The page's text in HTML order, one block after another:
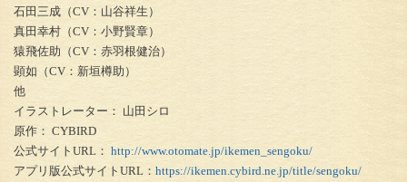
石田三成（CV：山谷祥生）
真田幸村（CV：小野賢章）
猿飛佐助（CV：赤羽根健治）
顕如（CV：新垣樽助）
他
イラストレーター： 山田シロ
原作： CYBIRD
公式サイトURL： http://www.otomate.jp/ikemen_sengoku/
アプリ版公式サイトURL： https://ikemen.cybird.ne.jp/title/sengoku/